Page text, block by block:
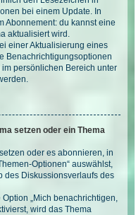
bei einem Update. In
Abonnement: du kannst eine
aktualisiert wird.
einer Aktualisierung eines
Benachrichtigungsoptionen
persönlichen Bereich unter
setzen oder ein Thema
oder es abonnieren, in
Optionen“ auswählst,
des Diskussionsverlaufs des
„Mich benachrichtigen,
wird das Thema